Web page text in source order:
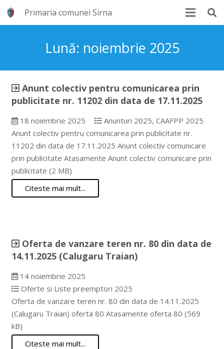
Primaria comunei Sirna
Lună: noiembrie 2025
Anunt colectiv pentru comunicarea prin
publicitate nr. 11202 din data de 17.11.2025
18 noiembrie 2025 Anunturi 2025, CAAFPP 2025
Anunt colectiv pentru comunicarea prin publicitate nr.
11202 din data de 17.11.2025 Anunt colectiv comunicare
prin publicitate Atasamente Anunt colectiv comunicare prin
publicitate (2 MB)
Citeste mai mult...
Oferta de vanzare teren nr. 80 din data de
14.11.2025 (Calugaru Traian)
14 noiembrie 2025
Oferte si Liste preemptori 2025
Oferta de vanzare teren nr. 80 din data de 14.11.2025
(Calugaru Traian) oferta 80 Atasamente oferta 80 (569
kB)
Citeste mai mult...